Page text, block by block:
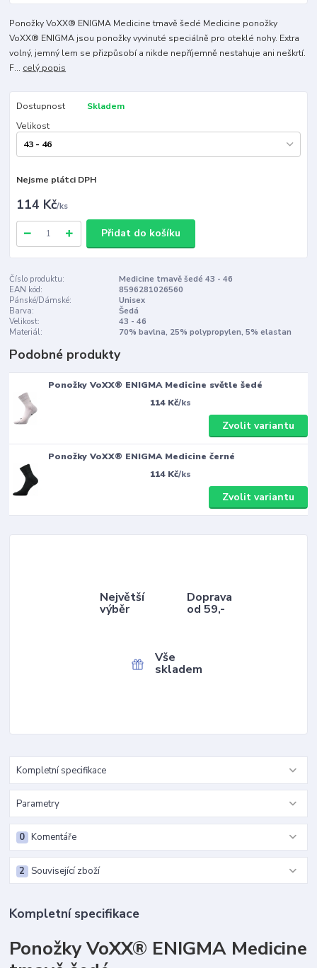
Ponožky VoXX® ENIGMA Medicine tmavě šedé Medicine ponožky
VoXX® ENIGMA jsou ponožky vyvinuté speciálně pro oteklé nohy. Extra
volný, jemný lem se přizpůsobí a nikde nepříjemně nestahuje ani neškrtí.
F... celý popis
Dostupnost
Skladem
Velikost
Nejsme plátci DPH
114 Kč/ks
Přidat do košíku
Číslo produktu:
Medicine tmavě šedé 43 - 46
EAN kód:
8596281026560
Pánské/Dámské:
Unisex
Barva:
Šedá
Velikost:
43 - 46
Materiál:
70% bavlna, 25% polypropylen, 5% elastan
Podobné produkty
Ponožky VoXX® ENIGMA Medicine světle šedé
114 Kč/ks
Zvolit variantu
Ponožky VoXX® ENIGMA Medicine černé
114 Kč/ks
Zvolit variantu
Největší
výběr
Doprava
od 59,-
Vše
skladem
Kompletní specifikace
Parametry
Komentáře
0
Související zboží
2
Kompletní specifikace
Ponožky VoXX® ENIGMA Medicine